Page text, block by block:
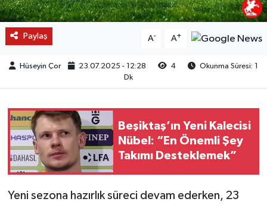
Paylaş A- A+
Hüseyin Çor 23.07.2025 - 12:28 4
Okunma Süresi: 1
Dk
Beşiktaş’ın Yeni Kalecisi
Nübel: “En Önemli Şey
Takımı Desteklemek”
Yeni sezona hazırlık süreci devam ederken, 23